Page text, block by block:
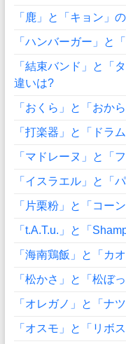
「鹿」と「キョン」
「ハンバーガー」と
「結束バンド」と「
違いは?
「おくら」と「おか
「打楽器」と「ドラ
「マドレーヌ」と「
「イスラエル」と「
「片栗粉」と「コー
「t.A.T.u.」と「
「海南鶏飯」と「カ
「松かさ」と「松ぼ
「オレガノ」と「ナ
「オスモ」と「リボ